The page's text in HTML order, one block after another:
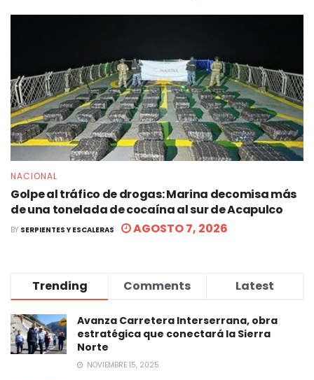
NACIONAL
Golpe al tráfico de drogas: Marina decomisa más
de una tonelada de cocaína al sur de Acapulco
BY SERPIENTES Y ESCALERAS AGOSTO 7, 2026
Trending Comments Latest
Avanza Carretera Interserrana, obra
estratégica que conectará la Sierra
Norte
NOVIEMBRE 15, 2025